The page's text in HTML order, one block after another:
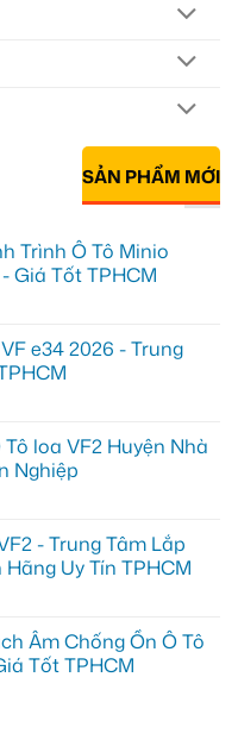
SẢN PHẨM MỚI
Trình Ô Tô Minio
Giá Tốt TPHCM
e34 2026 - Trung
loa VF2 Huyện Nhà
Nghiệp
- Trung Tâm Lắp
Uy Tín TPHCM
Âm Chống Ồn Ô Tô
Tốt TPHCM